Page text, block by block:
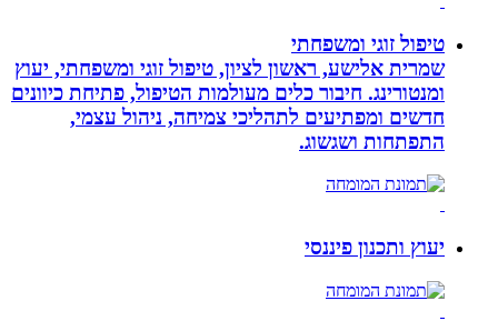
טיפול זוגי ומשפחתי
שמרית אלישע, ראשון לציון, טיפול זוגי ומשפחתי, יעוץ
ומנטורינג. חיבור כלים מעולמות הטיפול, פתיחת כיוונים
חדשים ומפתיעים לתהליכי צמיחה, ניהול עצמי,
התפתחות ושגשוג.
יעוץ ותכנון פיננסי